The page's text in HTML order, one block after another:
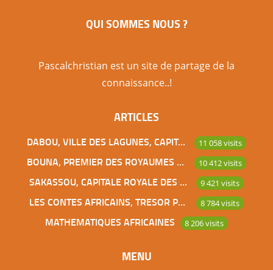
Ermenonville… de ces villes du sud de l’Oise de
parisiens aisés. Articles similaires : Fondation
Louis Vuitton Musée du Quai Branly Le Centre
Tata de Chasselay, lien de sang entre […]
QUI SOMMES NOUS ?
Pascalchristian est un site de partage de la
connaissance..!
ARTICLES
DABOU, VILLE DES LAGUNES, CAPITALE DES ADJOUKROU 11 058 visits
BOUNA, PREMIER DES ROYAUMES DE CÔTE D’IVOIRE 10 412 visits
SAKASSOU, CAPITALE ROYALE DES BAOULES 9 421 visits
LES CONTES AFRICAINS, TRESOR POUR L’HUMANITE 8 784 visits
MATHEMATIQUES AFRICAINES 8 206 visits
MENU